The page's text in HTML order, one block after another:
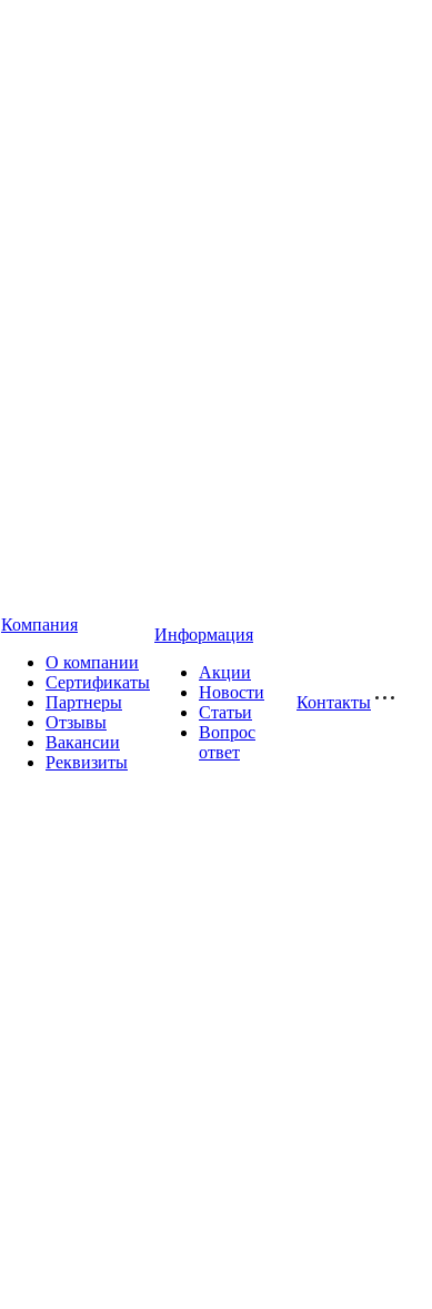
Компания
О компании
Сертификаты
Партнеры
Отзывы
Вакансии
Реквизиты
Информация
Акции
Новости
Статьи
Вопрос
ответ
Контакты